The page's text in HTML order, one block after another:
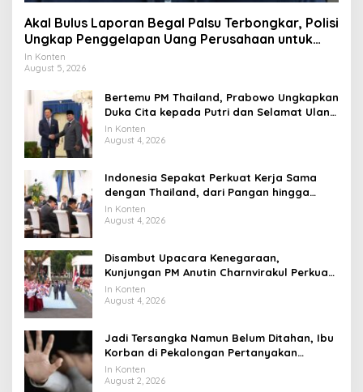
Akal Bulus Laporan Begal Palsu Terbongkar, Polisi
Ungkap Penggelapan Uang Perusahaan untuk
Crypto
In Konten
August 5, 2026
Bertemu PM Thailand, Prabowo Ungkapkan
Duka Cita kepada Putri dan Selamat Ulang
Tahun ke Raja Thailand
In Konten
August 4, 2026
Indonesia Sepakat Perkuat Kerja Sama
dengan Thailand, dari Pangan hingga
Ekonomi Digital
In Konten
August 4, 2026
Disambut Upacara Kenegaraan,
Kunjungan PM Anutin Charnvirakul Perkuat
Hubungan Indonesia-Thailand
In Konten
August 4, 2026
Jadi Tersangka Namun Belum Ditahan, Ibu
Korban di Pekalongan Pertanyakan
Keseriusan Polisi Tangani Kasus Rudapksa
Sampai Anaknya Hamil
In Konten
August 2, 2026